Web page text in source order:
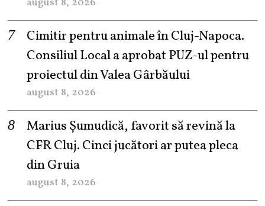
Cimitir pentru animale în Cluj-Napoca.
Consiliul Local a aprobat PUZ-ul pentru
proiectul din Valea Gârbăului
august 8, 2026
Marius Șumudică, favorit să revină la
CFR Cluj. Cinci jucători ar putea pleca
din Gruia
august 8, 2026